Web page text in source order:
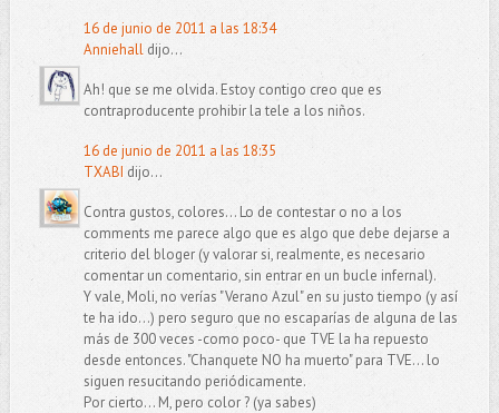
16 de junio de 2011 a las 18:34
Anniehalldijo...
Ah! que se me olvida. Estoy contigo creo que es
contraproducente prohibir la tele a los niños.
16 de junio de 2011 a las 18:35
TXABI dijo...
Contra gustos, colores... Lo de contestar o no a los
comments me parece algo que es algo que debe dejarse a
criterio del bloger (y valorar si, realmente, es necesario
comentar un comentario, sin entrar en un bucle infernal).
Y vale, Moli, no verías "Verano Azul" en su justo tiempo (y así
te ha ido...) pero seguro que no escaparías de alguna de las
más de 300 veces -como poco- que TVE la ha repuesto
desde entonces. "Chanquete NO ha muerto" para TVE... lo
siguen resucitando periódicamente.
Por cierto... M, pero color ? (ya sabes)